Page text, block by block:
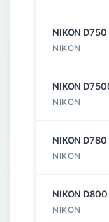
NIKON D750
NIKON
NIKON
NIKON
NIKON D780
NIKON
NIKON D800
NIKON